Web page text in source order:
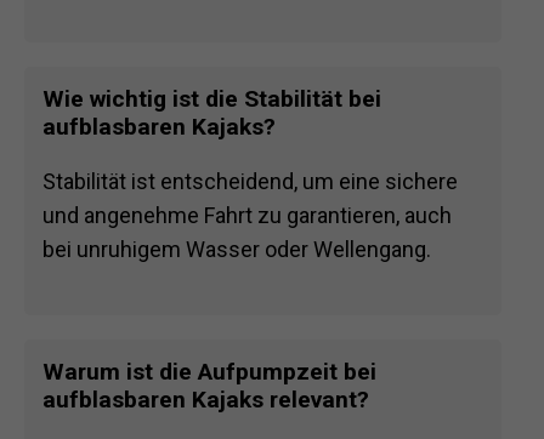
Wie wichtig ist die Stabilität bei
aufblasbaren Kajaks?
Stabilität ist entscheidend, um eine sichere
und angenehme Fahrt zu garantieren, auch
bei unruhigem Wasser oder Wellengang.
Warum ist die Aufpumpzeit bei
aufblasbaren Kajaks relevant?